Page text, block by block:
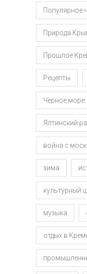
Популярное
Природа
Прошлое
Рецепты
Черное море
Ялтинский
война с
зима
культурный
музыка
отдых в